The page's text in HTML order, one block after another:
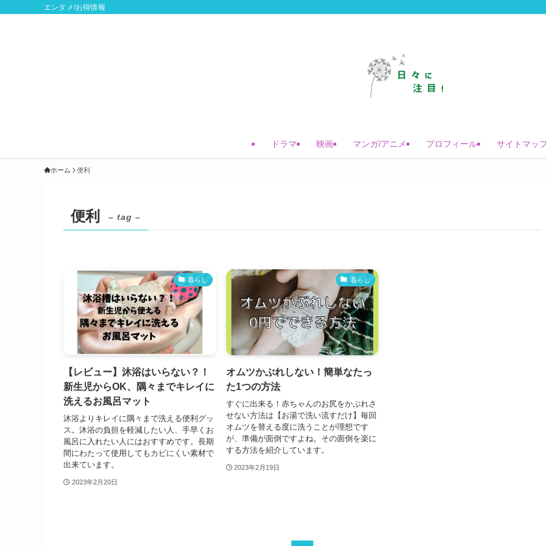
エンタメ/お得情報
ドラマ 映画 マンガ/アニメ プロフィール サイトマッ
ホーム 便利
便利 – tag –
暮らし
【レビュー】沐浴はいらない？！
新生児からOK、隅々までキレイに
洗えるお風呂マット
沐浴よりキレイに隅々まで洗える便利グッ
ス。沐浴の負担を軽減したい人、手早くお
風呂に入れたい人にはおすすめです。長期
間にわたって使用してもカビにくい素材で
出来ています。
2023年2月20日
暮らし
オムツかぶれしない！簡単なたっ
た1つの方法
すぐに出来る！赤ちゃんのお尻をかぶれさ
せない方法は【お湯で洗い流すだけ】毎回
オムツを替える度に洗うことが理想です
が、準備が面倒ですよね。その面倒を楽に
する方法を紹介しています。
2023年2月19日